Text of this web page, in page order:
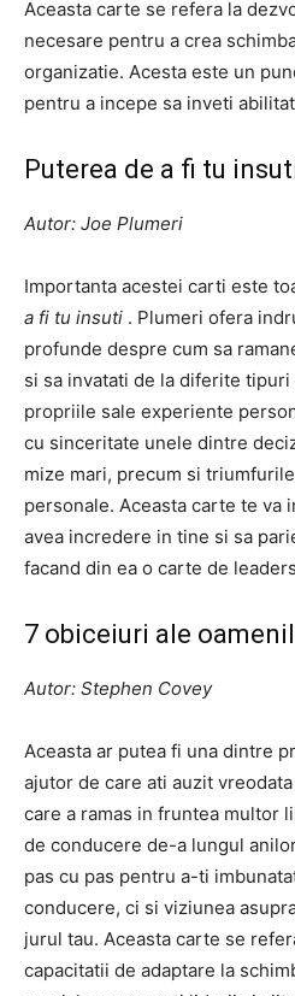
Aceasta carte se refera la
necesare pentru a crea
organizatie. Acesta este un
pentru a incepe sa inveti
Puterea de a fi tu
Autor: Joe Plumeri
Importanta acestei carti este
a fi tu insuti . Plumeri ofera
profunde despre cum sa
si sa invatati de la diferite tipuri
propriile sale experiente
cu sinceritate unele dintre
mize mari, precum si
personale. Aceasta carte te va
avea incredere in tine si sa
facand din ea o carte de
7 obiceiuri ale
Autor: Stephen Covey
Aceasta ar putea fi una dintre
ajutor de care ati auzit
care a ramas in fruntea multor
de conducere de-a lungul
pas cu pas pentru a-ti
conducere, ci si viziunea
jurul tau. Aceasta carte se
capacitatii de adaptare la